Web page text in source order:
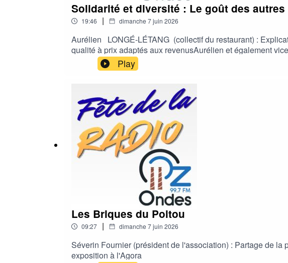
Solidarité et diversité : Le goût des
19:46 | dimanche 7 juin 2026
Aurélien LONGÉ-LÉTANG (collectif du restaurant) :
qualité à prix adaptés aux revenusAurélien et également vice-président de Fierté rurale Présentation de
Chenevel pour lutter contre les discriminations
Play
Les Briques du Poitou
09:27 | dimanche 7 juin 2026
Séverin Fournier (président de l'association) : Partage de
exposition à l'Agora